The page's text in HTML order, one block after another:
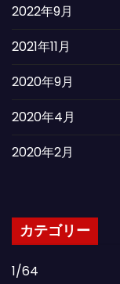
2022年9月
2021年11月
2020年9月
2020年4月
2020年2月
カテゴリー
1/64